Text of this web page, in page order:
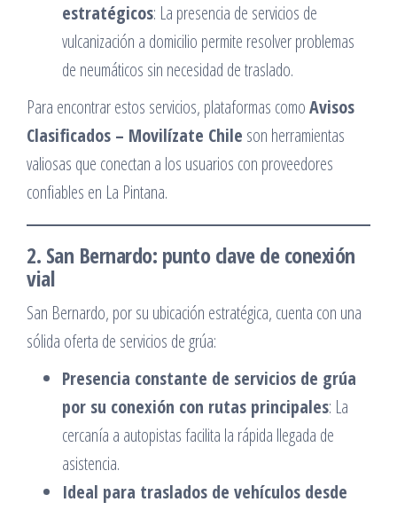
estratégicos: La presencia de servicios de
vulcanización a domicilio permite resolver problemas
de neumáticos sin necesidad de traslado.
Para encontrar estos servicios, plataformas comoAvisos
Clasificados – Movilízate Chile son herramientas
valiosas que conectan a los usuarios con proveedores
confiables en La Pintana.​
2. San Bernardo: punto clave de conexión
vial
San Bernardo, por su ubicación estratégica, cuenta con una
sólida oferta de servicios de grúa:​
Presencia constante de servicios de grúa
por su conexión con rutas principales: La
cercanía a autopistas facilita la rápida llegada de
asistencia.​
Ideal para traslados de vehículos desde